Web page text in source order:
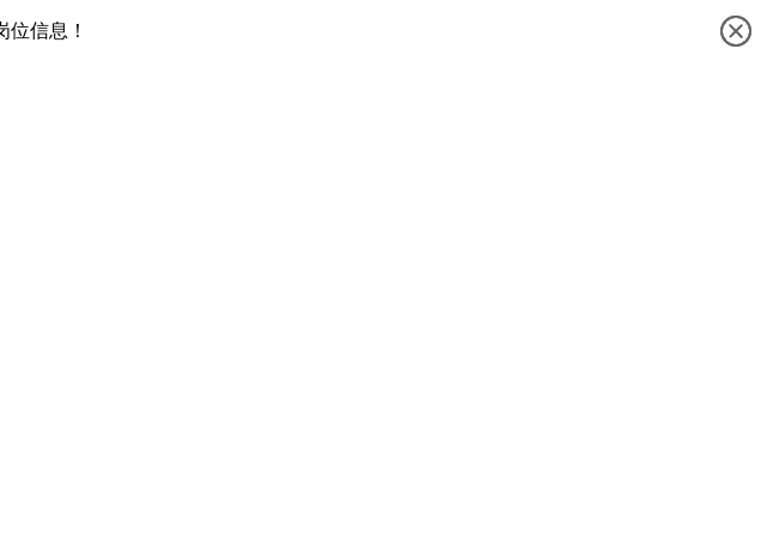
信息！